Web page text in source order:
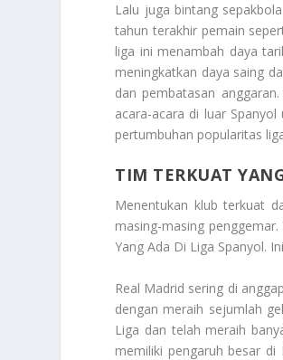
Lalu juga bintang
tahun terakhir pemain
liga ini menambah daya
meningkatkan daya saing
dan pembatasan
acara-acara di luar
pertumbuhan popularitas
TIM TERKUAT
Menentukan klub terkuat
masing-masing
Yang Ada Di Liga Spanyol.
Real Madrid sering di
dengan meraih sejumlah
Liga dan telah meraih
memiliki pengaruh besar